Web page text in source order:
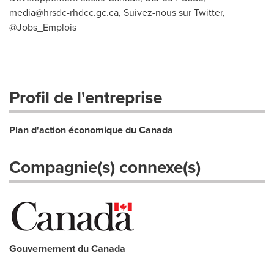
media@hrsdc-rhdcc.gc.ca, Suivez-nous sur Twitter,
@Jobs_Emplois
Profil de l'entreprise
Plan d'action économique du Canada
Compagnie(s) connexe(s)
Gouvernement du Canada